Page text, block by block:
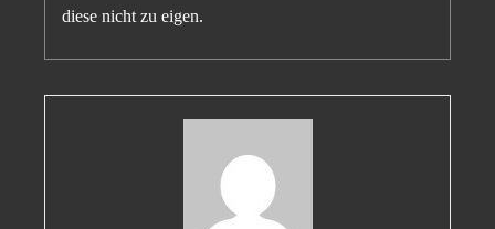
diese nicht zu eigen.